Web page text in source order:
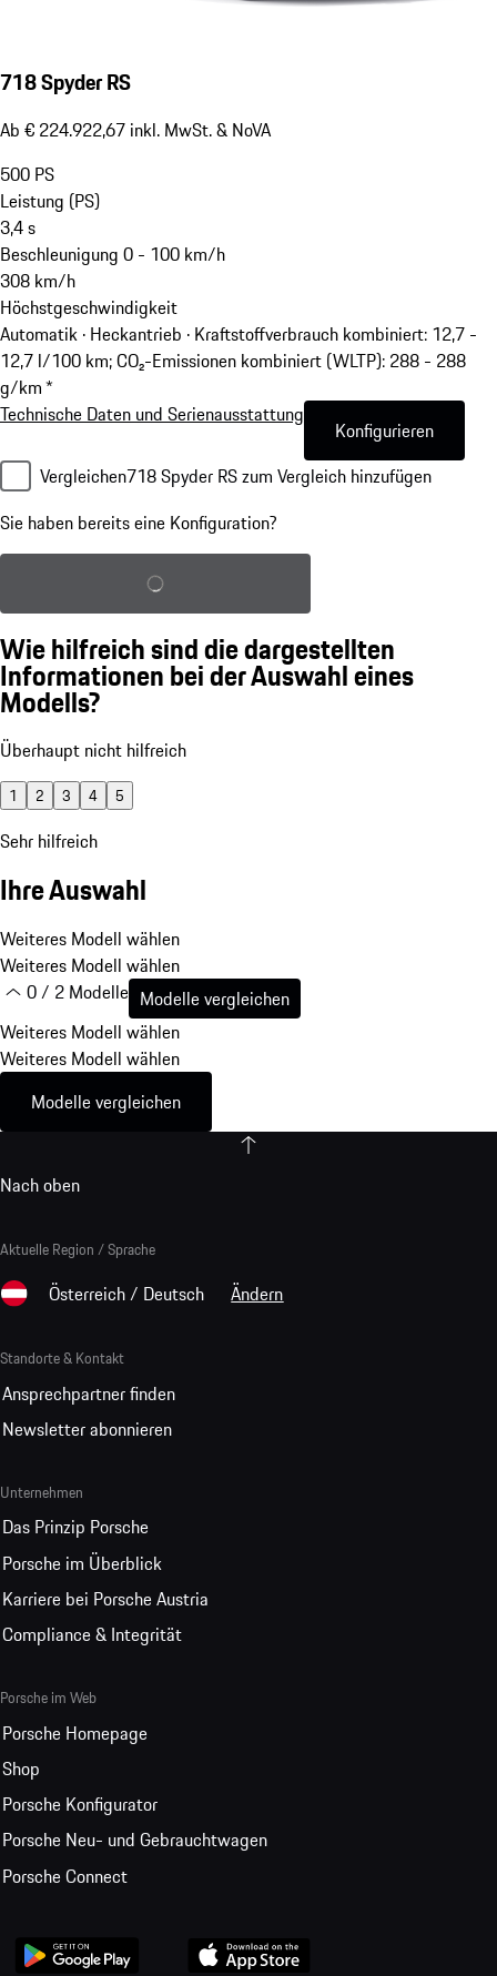
718 Spyder RS
Ab € 224.922,67 inkl. MwSt. & NoVA
500 PS
Leistung (PS)
3,4s
Beschleunigung 0 - 100 km/h
308 km/h
Höchstgeschwindigkeit
Automatik · Heckantrieb · Kraftstoffverbrauch kombiniert: 12,7 -
12,7 l/100 km; CO₂-Emissionen kombiniert (WLTP): 288 - 288
g/km *
Technische Daten und Serienausstattung
Konfigurieren
Vergleichen718 Spyder RS zum Vergleich hinzufügen
Sie haben bereits eine Konfiguration?
Gespeicherte Konfiguration laden
Wie hilfreich sind die dargestellten
Informationen bei der Auswahl eines
Modells?
Überhaupt nicht hilfreich
1 2 3 4 5
Sehr hilfreich
Ihre Auswahl
Weiteres Modell wählen
Weiteres Modell wählen
0 / 2 Modelle Modelle vergleichen
Weiteres Modell wählen
Weiteres Modell wählen
Modelle vergleichen